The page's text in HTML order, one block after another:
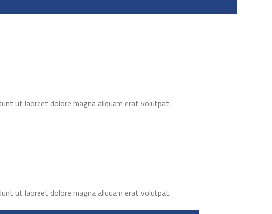
ut laoreet dolore magna aliquam erat volutpat.
ut laoreet dolore magna aliquam erat volutpat.